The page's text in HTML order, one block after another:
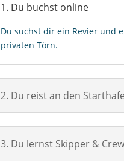
1. Du buchst online
Du suchst dir ein Revier und
privaten Törn.
2. Du reist an den
3. Du lernst Skipper &